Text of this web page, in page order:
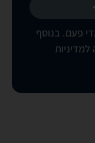
פעם. בנוסף
למדיניות